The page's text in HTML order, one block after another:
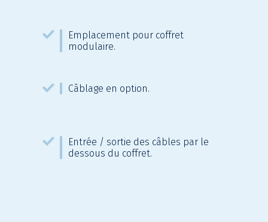
Emplacement pour coffret
modulaire.
Câblage en option.
Entrée / sortie des câbles par le
dessous du coffret.